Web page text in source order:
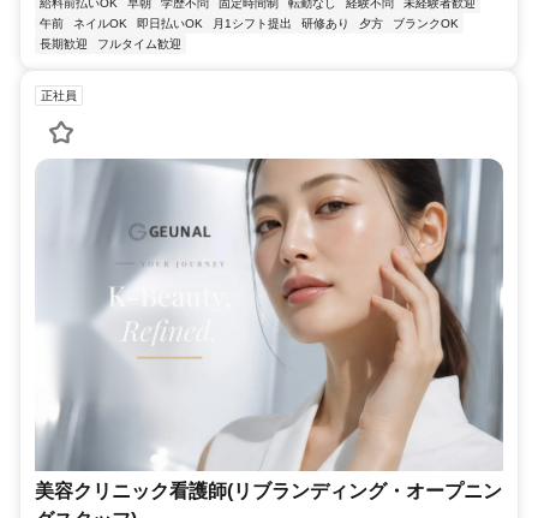
給料前払いOK
早朝 学歴不問 固定時間制 転勤なし 経験不問
未経験者歓迎
午前
ネイルOK 即日払いOK 月1シフト提出 研修あり 夕方
ブランクOK
長期歓迎
フルタイム歓迎
正社員
美容クリニック看護師(リブランディング・オープニン